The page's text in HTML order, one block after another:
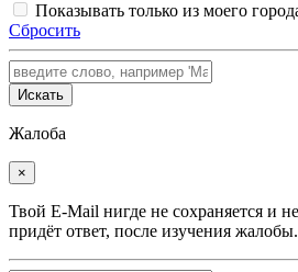
Показывать только из моего
Сбросить
Искать
Жалоба
×
Твой E-Mail нигде не сохраняется и
придёт ответ, после изучения жалобы.